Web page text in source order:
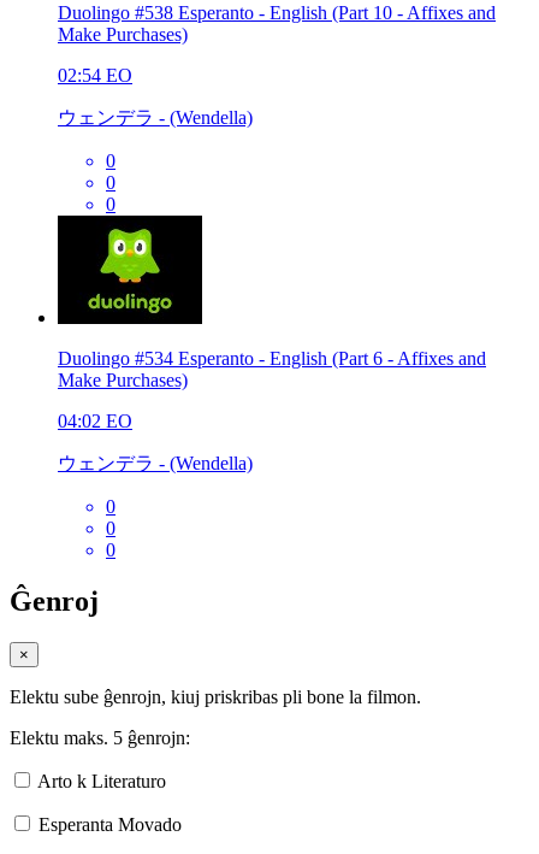
Duolingo #538 Esperanto - English (Part 10 - Affixes and
Make Purchases)
02:54 EO
ウェンデラ - (Wendella)
0
0
0
Duolingo #534 Esperanto - English (Part 6 - Affixes and
Make Purchases)
04:02 EO
ウェンデラ - (Wendella)
0
0
0
Ĝenroj
×
Elektu sube ĝenrojn, kiuj priskribas pli bone la filmon.
Elektu maks. 5 ĝenrojn:
Arto k Literaturo
Esperanta Movado